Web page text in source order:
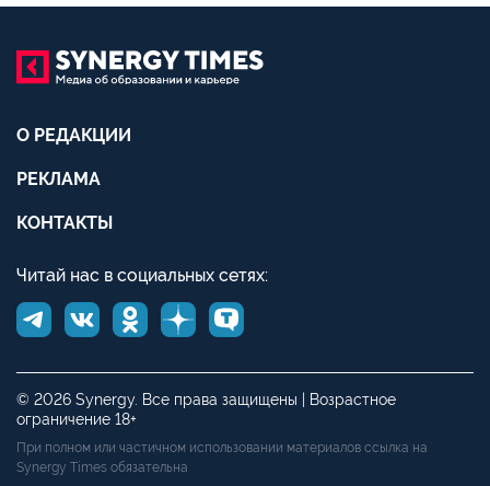
О РЕДАКЦИИ
РЕКЛАМА
КОНТАКТЫ
Читай нас в социальных сетях:
© 2026 Synergy. Все права защищены | Возрастное
ограничение 18+
При полном или частичном использовании материалов ссылка на
Synergy Times обязательна